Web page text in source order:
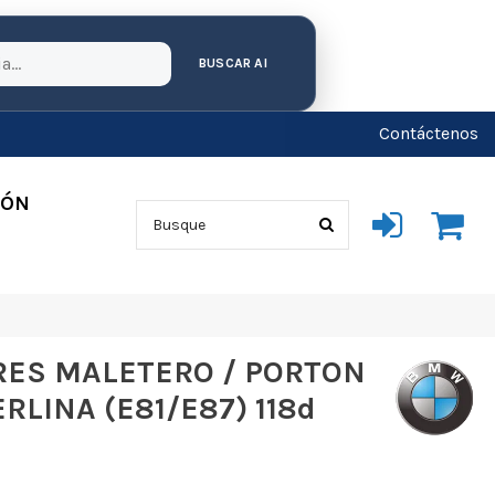
BUSCAR AI
Contáctenos
MALETERO / PORTON
(E81/E87) 118d